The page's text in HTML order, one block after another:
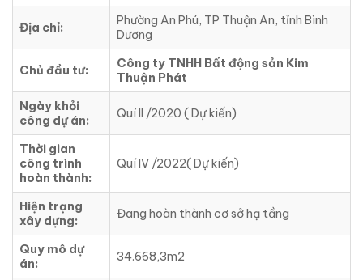
Địa chỉ:
Phường An Phú, TP Thuận An, tỉnh Bình
Dương
Chủ đầu tư:
Công ty TNHH Bất động sản Kim
Thuận Phát
Ngày khỏi
công dự án:
Quí II /2020 ( Dự kiến)
Thời gian
công trình
hoàn thành:
Quí IV /2022( Dự kiến)
Hiện trạng
xây dựng:
Đang hoàn thành cơ sở hạ tầng
Quy mô dự
án:
34.668,3m2